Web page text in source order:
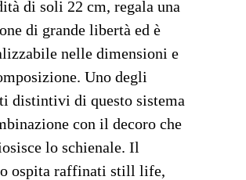
di soli 22 cm, regala una
di grande libertà ed è
nelle dimensioni e
Uno degli
distintivi di questo sistema
con il decoro che
lo schienale. Il
ospita raffinati still life,